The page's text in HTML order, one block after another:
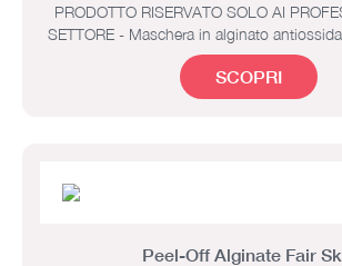
PRODOTTO RISERVATO SOLO AI
SETTORE - Maschera in alginato
SCOPRI
Peel-Off Alginate Fair